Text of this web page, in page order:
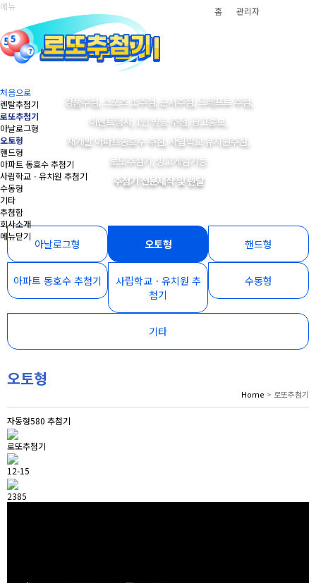
메뉴 관리자
홈
처음으로
렌탈추첨기
로또추첨기
아날로그형
오토형
핸드형
아파트 동호수 추첨기
사립학교ㆍ유치원 추첨기
수동형
기타
추첨함
회사소개
메뉴닫기
경품추첨, 스포츠 조추첨, 순서추첨, 드레프트 추첨,
이벤트행사, 1인 방송 추첨, 광고홍보,
재개발 아파트동호수 추첨, 사립학교 유치원추첨,
로또추첨기, 빙고게임기등
추첨기 전문제작 및 렌탈
아날로그형 오토형 핸드형
아파트 동호수 추첨기
사립학교ㆍ유치원 추
첨기
수동형
기타
오토형
Home > 로또추첨기
자동형580 추첨기
로또추첨기
12-15
2385